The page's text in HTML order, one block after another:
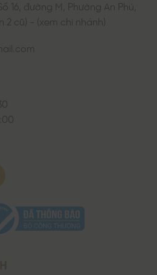
16, đường M, Phường An Phú,
2 cũ) - (xem chi nhánh)